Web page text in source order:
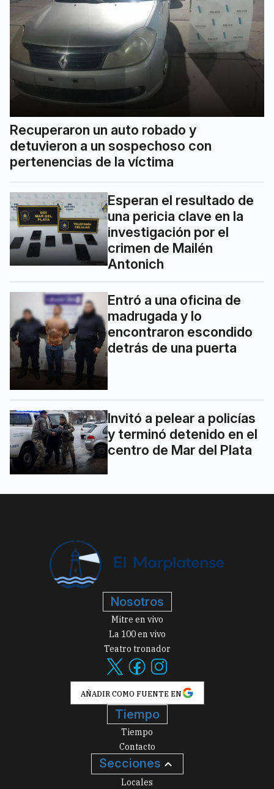
Recuperaron un auto robado y
detuvieron a un sospechoso con
pertenencias de la víctima
Esperan el resultado de
una pericia clave en la
investigación por el
crimen de Mailén
Antonich
Entró a una oficina de
madrugada y lo
encontraron escondido
detrás de una puerta
Invitó a pelear a policías
y terminó detenido en el
centro de Mar del Plata
Nosotros
Mitre en vivo
La 100 en vivo
Teatro tronador
AÑADIR COMO FUENTE EN
Tiempo
Tiempo
Contacto
Secciones
Locales